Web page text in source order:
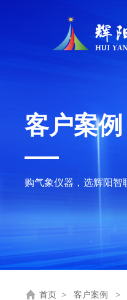
客户案例
购气象仪器，选辉阳智
首页 > 客户案例 >